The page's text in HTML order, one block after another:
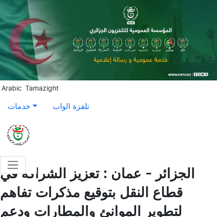
Aller au contenu principal
Arabic Tamazight
خدمات تلفزة الواب
الجزائر - عمان : تعزيز الشراكة في
قطاع النقل بتوقيع مذكرات تفاهم
لتطوير الموانئ والمطارات ودعم